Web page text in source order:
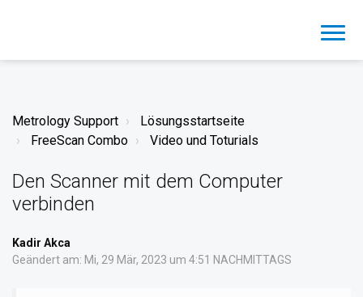
Metrology Support
Lösungsstartseite
FreeScan Combo
Video und Toturials
Den Scanner mit dem Computer
verbinden
Kadir Akca
Geändert am: Mi, 29 Mär, 2023 um 4:51 NACHMITTAGS